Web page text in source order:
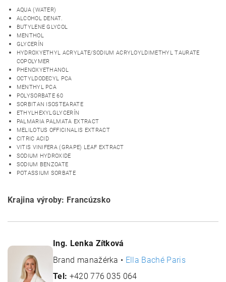
AQUA (WATER)
ALCOHOL DENAT.
BUTYLENE GLYCOL
MENTHOL
GLYCERÍN
HYDROXYETHYL ACRYLATE/SODIUM ACRYLOYLDIMETHYL TAURATE
COPOLYMER
PHENOXYETHANOL
OCTYLDODECYL PCA
MENTHYL PCA
POLYSORBATE 60
SORBITAN ISOSTEARATE
ETHYLHEXYLGLYCERÍN
PALMARIA PALMATA EXTRACT
MELILOTUS OFFICINALIS EXTRACT
CITRIC ACID
VITIS VINIFERA (GRAPE) LEAF EXTRACT
SODIUM HYDROXIDE
SODIUM BENZOATE
POTASSIUM SORBATE
Krajina výroby: Francúzsko
Ing. Lenka Zítková
Brand manažérka • Ella Baché Paris
Tel: +420 776 035 064